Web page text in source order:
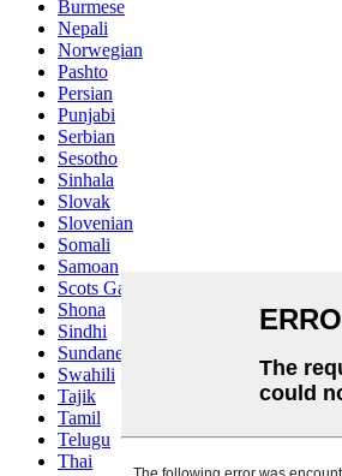
Burmese
Nepali
Norwegian
Pashto
Persian
Punjabi
Serbian
Sesotho
Sinhala
Slovak
Slovenian
Somali
Samoan
Scots Gaelic
Shona
Sindhi
Sundanese
Swahili
Tajik
Tamil
Telugu
Thai